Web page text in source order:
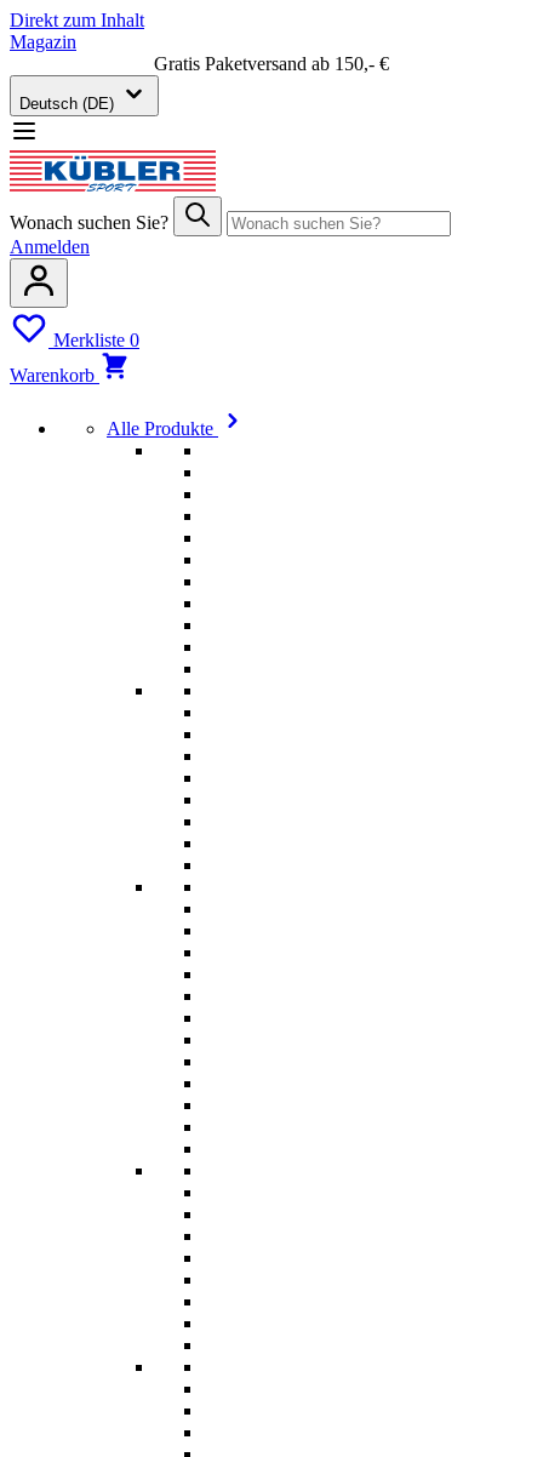
Direkt zum Inhalt
Magazin
Gratis Paketversand ab 150,- €
Deutsch (DE)
Wonach suchen Sie?
Anmelden
Merkliste 0
Warenkorb
Alle Produkte